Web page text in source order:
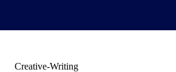
Creative-Writing